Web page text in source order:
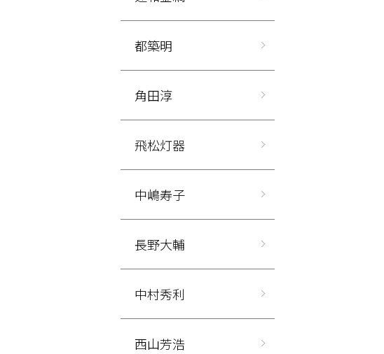
都築明
角田淳
飛松灯器
中嶋寿子
長野大輔
中村秀利
西山芳浩